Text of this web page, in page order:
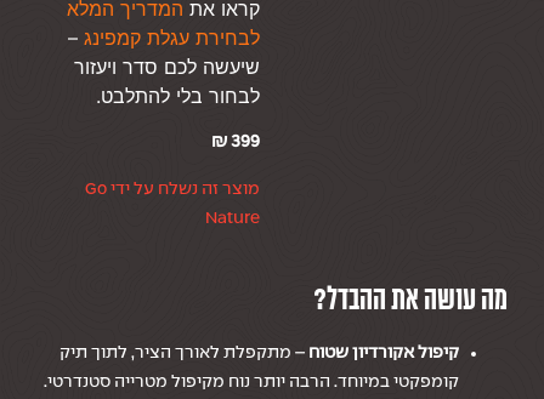
קראו את המדריך המלא
לבחירת עגלת קמפינג –
שיעשה לכם סדר ויעזור
לבחור בלי להתלבט.
₪ 399
מוצר זה נשלח על ידי Go
Nature
מה עושה את ההבדל?
קיפול אקורדיון שטוח – מתקפלת לאורך הציר, לתוך תיק
קומפקטי במיוחד. הרבה יותר נוח מקיפול מטרייה סטנדרטי.